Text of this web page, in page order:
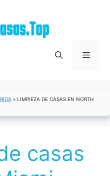
Menú
» LIMPIEZA DE CASAS EN NORTH
casas